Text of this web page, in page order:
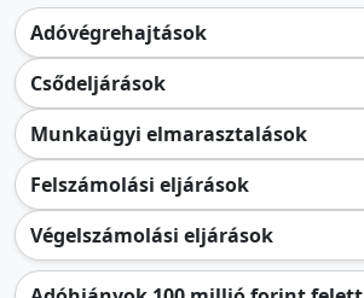
Adóvégrehajtások
Csődeljárások
Munkaügyi elmarasztalások
Felszámolási eljárások
Végelszámolási eljárások